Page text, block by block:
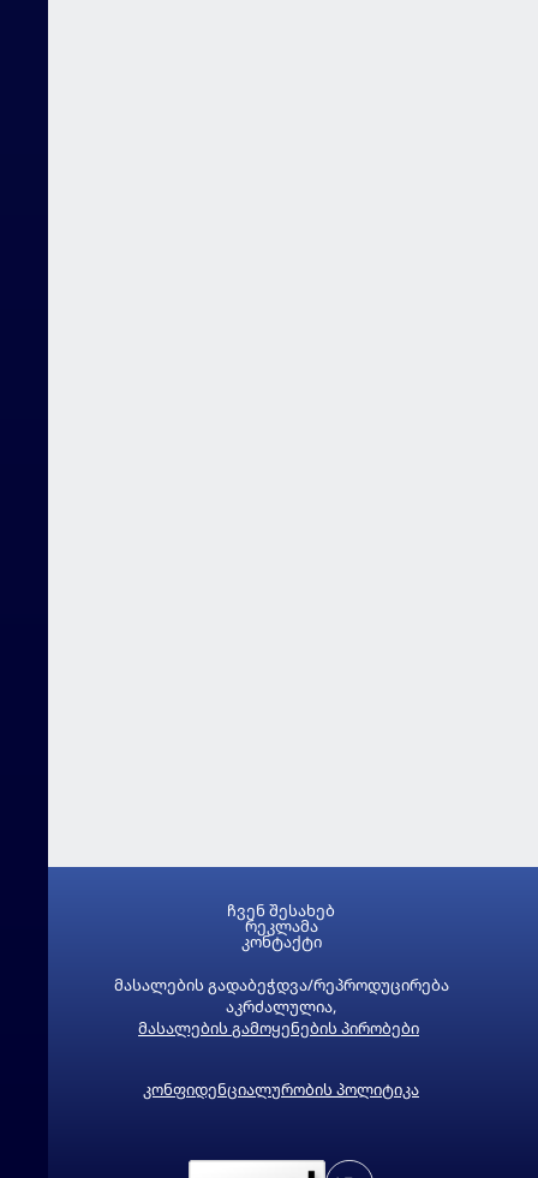
მასალების გადაბეჭდვა/რეპროდუცირება
აკრძალულია,
მასალების გამოყენების პირობები
კონფიდენციალურობის პოლიტიკა
ჩვენ შესახებ
რეკლამა
კონტაქტი